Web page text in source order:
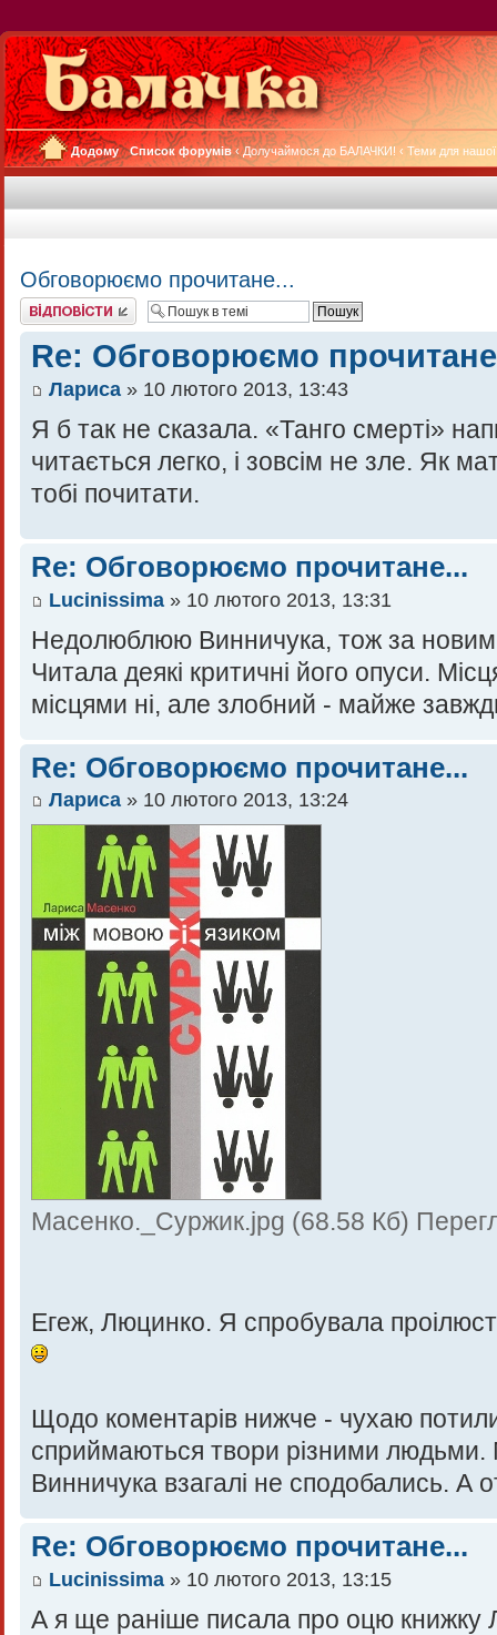
Додому Список форумів ‹ Долучаймося до БАЛАЧКИ! ‹ Теми для
Обговорюємо прочитане...
Відповісти
Re: Обговорюємо
Лариса » 10 лютого 2013, 13:43
Я б так не сказала. «Танго смерті»
читається легко, і зовсім не зле. Як
тобі почитати.
Re: Обговорюємо прочитане...
Lucinissima » 10 лютого 2013, 13:31
Недолюблюю Винничука, тож за
Читала деякі критичні його опуси.
місцями ні, але злобний - майже
Re: Обговорюємо прочитане...
Лариса » 10 лютого 2013, 13:24
Масенко._Суржик.jpg (68.58 Кб)
Егеж, Люцинко. Я спробувала
Щодо коментарів нижче - чухаю
сприймаються твори різними людьми.
Винничука взагалі не сподобались. А
Re: Обговорюємо прочитане...
Lucinissima » 10 лютого 2013, 13:15
А я ще раніше писала про оцю книжку